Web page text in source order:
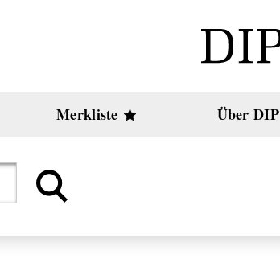
Merkliste Über DIP